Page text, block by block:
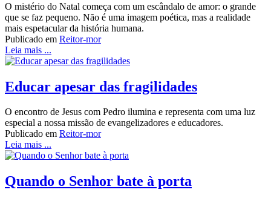
O mistério do Natal começa com um escândalo de amor: o grande
que se faz pequeno. Não é uma imagem poética, mas a realidade
mais espetacular da história humana.
Publicado em Reitor-mor
Leia mais ...
Educar apesar das fragilidades
O encontro de Jesus com Pedro ilumina e representa com uma luz
especial a nossa missão de evangelizadores e educadores.
Publicado em Reitor-mor
Leia mais ...
Quando o Senhor bate à porta